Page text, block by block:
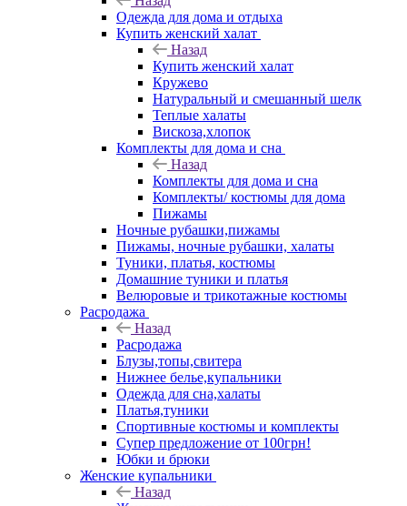
Одежда для дома и отдыха
Купить женский халат
Назад
Купить женский халат
Кружево
Натуральный и смешанный шелк
Теплые халаты
Вискоза,хлопок
Комплекты для дома и сна
Назад
Комплекты для дома и сна
Комплекты/ костюмы для дома
Пижамы
Ночные рубашки,пижамы
Пижамы, ночные рубашки, халаты
Туники, платья, костюмы
Домашние туники и платья
Велюровые и трикотажные костюмы
Расродажа
Назад
Расродажа
Блузы,топы,свитера
Нижнее белье,купальники
Одежда для сна,халаты
Платья,туники
Спортивные костюмы и комплекты
Супер предложение от 100грн!
Юбки и брюки
Женские купальники
Назад